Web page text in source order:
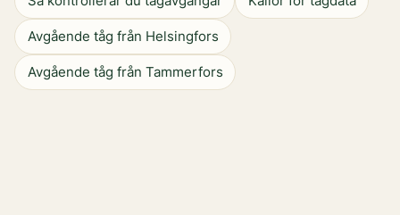
Avgående tåg från Helsingfors
Avgående tåg från Tammerfors